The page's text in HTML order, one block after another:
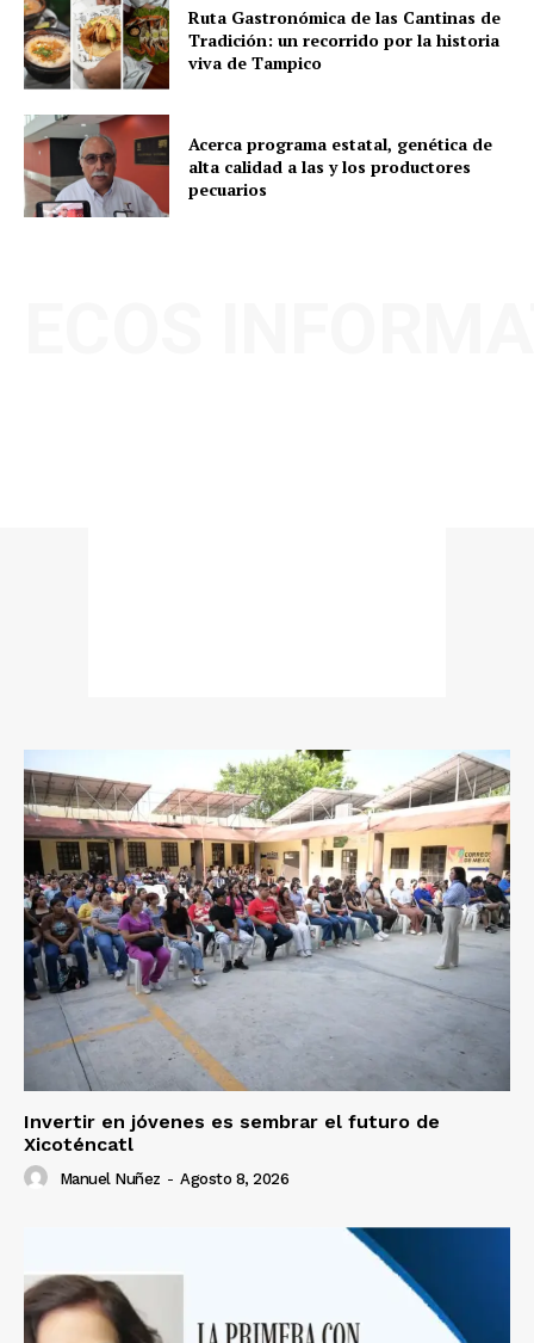
Ruta Gastronómica de las Cantinas de
Tradición: un recorrido por la historia
viva de Tampico
Acerca programa estatal, genética de
alta calidad a las y los productores
pecuarios
Invertir en jóvenes es sembrar el futuro de
Xicoténcatl
Manuel Nuñez - Agosto 8, 2026